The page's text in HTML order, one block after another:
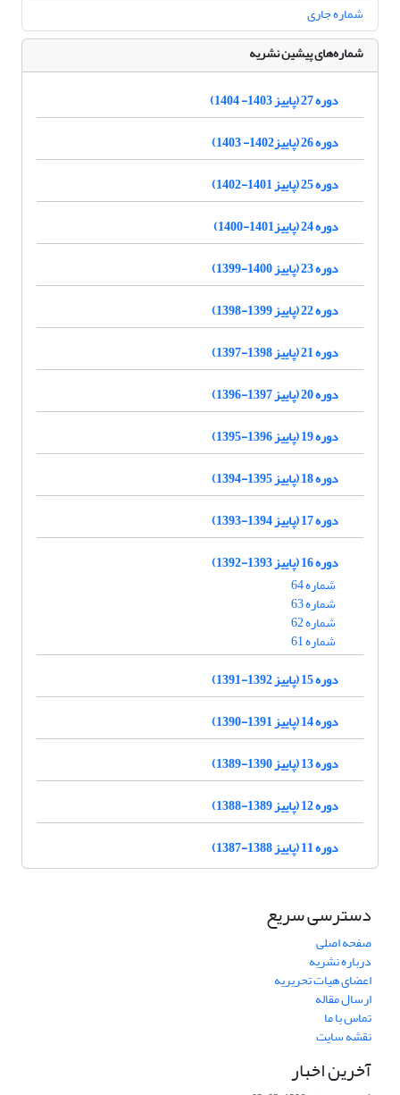
شماره جاری
شماره‌های پیشین نشریه
دوره 27 (پاییز 1403- 1404)
دوره 26 (پاییز1402- 1403)
دوره 25 (پاییز 1401-1402)
دوره 24 (پاییز1401-1400)
دوره 23 (پاییز 1400-1399)
دوره 22 (پاییز 1399-1398)
دوره 21 (پاییز 1398-1397)
دوره 20 (پاییز 1397-1396)
دوره 19 (پاییز 1396-1395)
دوره 18 (پاییز 1395-1394)
دوره 17 (پاییز 1394-1393)
دوره 16 (پاییز 1393-1392)
شماره 64
شماره 63
شماره 62
شماره 61
دوره 15 (پاییز 1392-1391)
دوره 14 (پاییز 1391-1390)
دوره 13 (پاییز 1390-1389)
دوره 12 (پاییز 1389-1388)
دوره 11 (پاییز 1388-1387)
دسترسی سریع
صفحه اصلی
درباره نشریه
اعضای هیات تحریریه
ارسال مقاله
تماس با ما
نقشه سایت
آخرین اخبار